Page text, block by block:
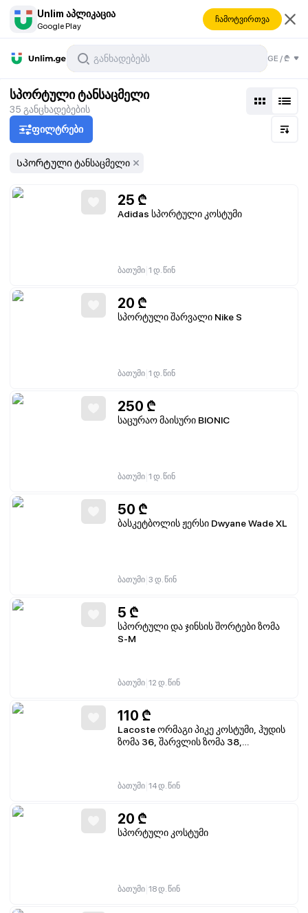
Unlim აპლიკაცია
Google Play
ჩამოტვირთვა
GE /₾
სპორტული ტანსაცმელი
35 განცხადებების
ფილტრები
Სპორტული ტანსაცმელი
25 ₾
Adidas სპორტული კოსტუმი
ბათუმი 1 დ. წინ
20 ₾
სპორტული შარვალი Nike S
ბათუმი 1 დ. წინ
250 ₾
საცურაო მაისური BIONIC
ბათუმი 1 დ. წინ
50 ₾
ბასკეტბოლის ჟერსი Dwyane Wade XL
ბათუმი 3 დ. წინ
5 ₾
სპორტული და ჯინსის შორტები ზომა
S-M
ბათუმი 12 დ. წინ
110 ₾
Lacoste ორმაგი პიკე კოსტუმი, ჰუდის
ზომა 36, შარვლის ზომა 38,
ბათუმი 14 დ. წინ
20 ₾
სპორტული კოსტუმი
ბათუმი 18 დ. წინ